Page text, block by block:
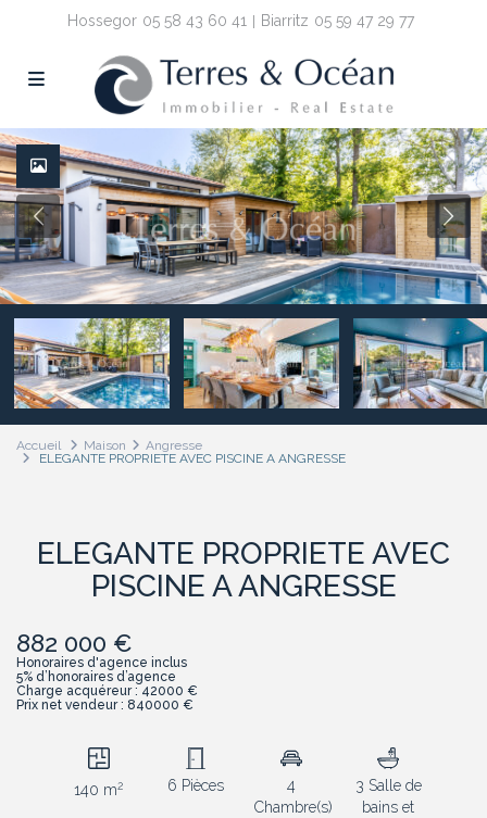
Hossegor 05 58 43 60 41 Biarritz 05 59 47 29 77
Accueil Maison
Angresse
ELEGANTE PROPRIETE AVEC PISCINE A ANGRESSE
ELEGANTE PROPRIETE AVEC
PISCINE A ANGRESSE
882 000 €
Honoraires d'agence inclus
5% d’honoraires d’agence
Charge acquéreur : 42000 €
Prix net vendeur : 840000 €
140 m2 6 Pièces
4
Chambre(s)
3 Salle de
bains et